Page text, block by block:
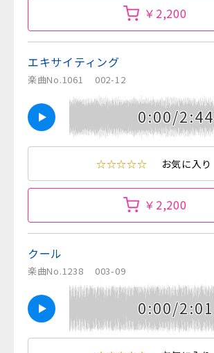
￥2,200
エキサイティング
楽曲No.1061 002-12
0:00/2:44
☆☆☆☆☆ お気に入り
￥2,200
クール
楽曲No.1238 003-09
0:00/2:01